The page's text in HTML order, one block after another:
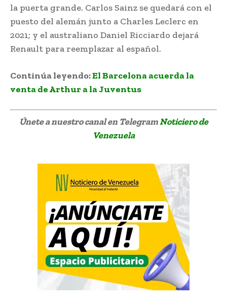
la puerta grande. Carlos Sainz se quedará con el
puesto del alemán junto a Charles Leclerc en
2021; y el australiano Daniel Ricciardo dejará
Renault para reemplazar al español.
Continúa leyendo:El Barcelona acuerda la
venta de Arthur a la Juventus
Únete a nuestro canal en TelegramNoticiero de
Venezuela